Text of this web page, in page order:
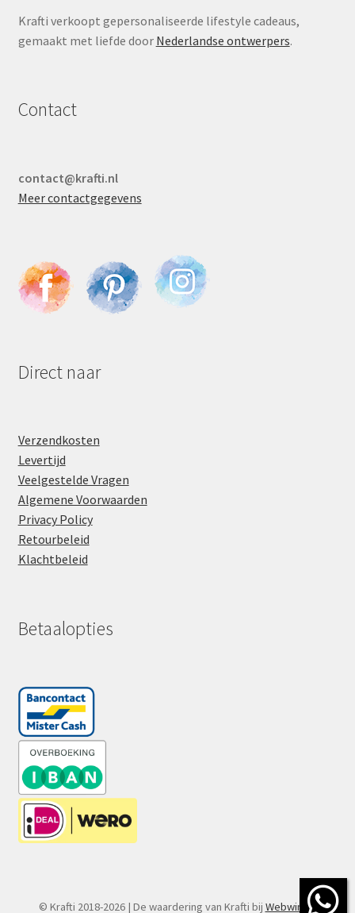
Krafti verkoopt gepersonaliseerde lifestyle cadeaus,
gemaakt met liefde door Nederlandse ontwerpers.
Contact
contact@krafti.nl
Meer contactgegevens
Direct naar
Verzendkosten
Levertijd
Veelgestelde Vragen
Algemene Voorwaarden
Privacy Policy
Retourbeleid
Klachtbeleid
Betaalopties
© Krafti 2018-2026 | De waardering van Krafti bij Webwinkel